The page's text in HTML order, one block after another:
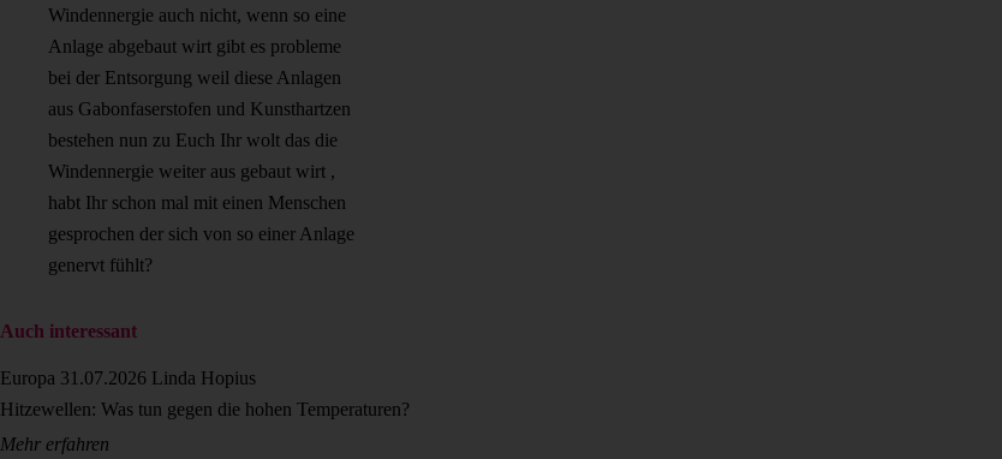
Windennergie auch nicht, wenn so eine
Anlage abgebaut wirt gibt es probleme
bei der Entsorgung weil diese Anlagen
aus Gabonfaserstofen und Kunsthartzen
bestehen nun zu Euch Ihr wolt das die
Windennergie weiter aus gebaut wirt ,
habt Ihr schon mal mit einen Menschen
gesprochen der sich von so einer Anlage
genervt fühlt?
Auch interessant
Europa 31.07.2026 Linda Hopius
Hitzewellen: Was tun gegen die hohen Temperaturen?
Mehr erfahren